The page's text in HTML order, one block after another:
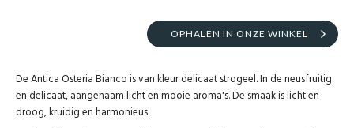
OPHALEN IN ONZE WINKEL
De Antica Osteria Bianco is van kleur delicaat strogeel. In de neusfruitig
en delicaat, aangenaam licht en mooie aroma's. De smaak is licht en
droog, kruidig ​​en harmonieus.